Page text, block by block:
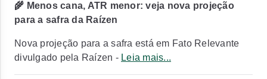
🌾 Menos cana, ATR menor: veja nova projeção
para a safra da Raízen
Nova projeção para a safra está em Fato Relevante
divulgado pela Raízen - Leia mais...